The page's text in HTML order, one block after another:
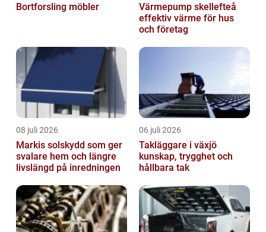
Bortforsling möbler
Värmepump skellefteå
effektiv värme för hus
och företag
08 juli 2026
Markis solskydd som ger
svalare hem och längre
livslängd på inredningen
06 juli 2026
Takläggare i växjö
kunskap, trygghet och
hållbara tak